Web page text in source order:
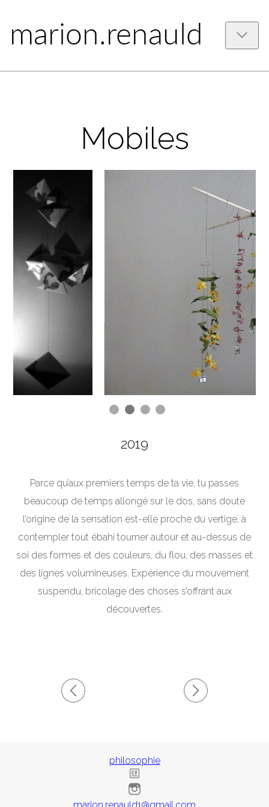
Mobiles
2019
Parce qu’aux premiers temps de ta vie, tu passes
beaucoup de temps allongé sur le dos, sans doute
l’origine de la sensation est-elle proche du vertige, à
contempler tout ébahi tourner autour et au-dessus de
soi des formes et des couleurs, du flou, des masses et
des lignes volumineuses. Expérience du mouvement
suspendu, bricolage des choses s’offrant aux
découvertes.
philosophie